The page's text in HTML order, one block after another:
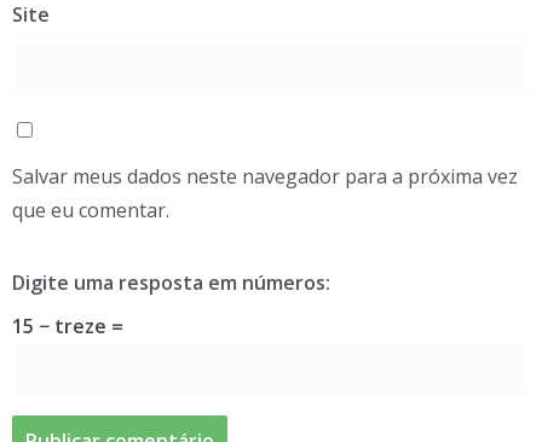
Site
Salvar meus dados neste navegador para a próxima vez
que eu comentar.
Digite uma resposta em números:
15 − treze =